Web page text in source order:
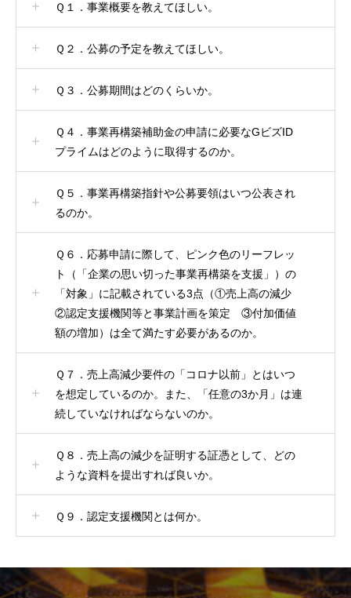
Ｑ１．事業概要を教えてほしい。
Ｑ２．公募の予定を教えてほしい。
Ｑ３．公募期間はどのくらいか。
Ｑ４．事業再構築補助金の申請に必要なGビズID
プライムはどのように取得するのか。
Ｑ５．事業再構築指針や公募要領はいつ公表され
るのか。
Ｑ６．応募申請に際して、ピンク色のリーフレッ
ト（「企業の思い切った事業再構築を支援」）の
「対象」に記載されている3点（①売上高の減少
②認定支援機関等と事業計画を策定 ③付加価値
額の増加）は全て満たす必要があるのか。
Ｑ７．売上高減少要件の「コロナ以前」とはいつ
を想定しているのか。また、「任意の3か月」は連
続していなければならないのか。
Ｑ８．売上高の減少を証明する証憑として、どの
ような資料を提出すれば良いか。
Ｑ９．認定支援機関とは何か。